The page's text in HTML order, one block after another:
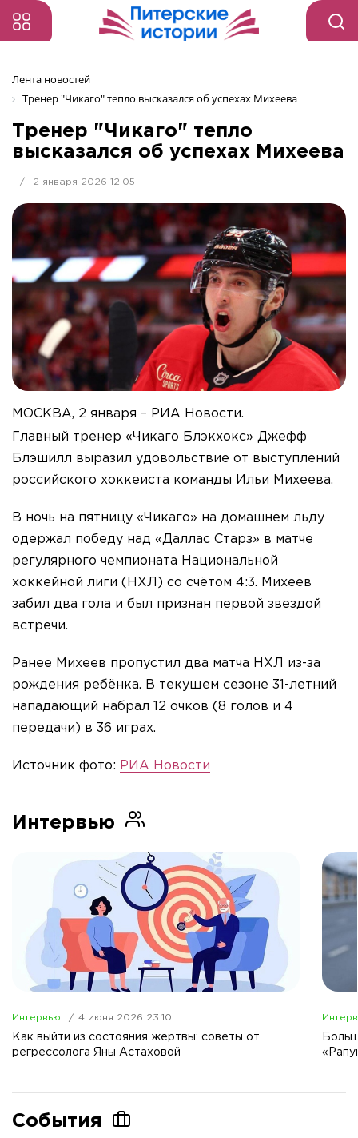
Лента новостей
Тренер "Чикаго" тепло высказался об успехах Михеева
Тренер "Чикаго" тепло
высказался об успехах Михеева
/ 2 января 2026 12:05
МОСКВА, 2 января – РИА Новости.
Главный тренер «Чикаго Блэкхокс» Джефф
Блэшилл выразил удовольствие от выступлений
российского хоккеиста команды Ильи Михеева.
В ночь на пятницу «Чикаго» на домашнем льду
одержал победу над «Даллас Старз» в матче
регулярного чемпионата Национальной
хоккейной лиги (НХЛ) со счётом 4:3. Михеев
забил два гола и был признан первой звездой
встречи.
Ранее Михеев пропустил два матча НХЛ из-за
рождения ребёнка. В текущем сезоне 31-летний
нападающий набрал 12 очков (8 голов и 4
передачи) в 36 играх.
Источник фото: РИА Новости
Интервью
Интервью 4 июня 2026 23:10
Как выйти из состояния жертвы: советы от
регрессолога Яны Астаховой
События